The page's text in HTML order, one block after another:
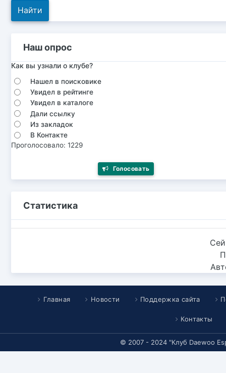
Наш опрос
Как вы узнали о клубе?
Нашел в поисковике
Увидел в рейтинге
Увидел в каталоге
Дали ссылку
Из закладок
В Контакте
Проголосовало: 1229
Голосовать
Статистика
Главная Новости Поддержка сайта
Контакты
© 2007 - 2024 "Клуб Daewoo